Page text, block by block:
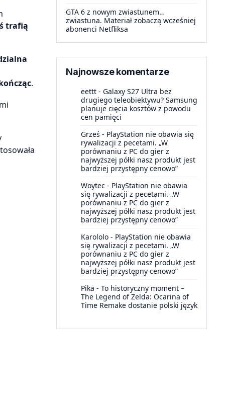
trafią
.
GTA 6 z nowym zwiastunem…
zwiastuna. Materiał zobaczą wcześniej
abonenci Netfliksa
Najnowsze komentarze
eettt - Galaxy S27 Ultra bez
drugiego teleobiektywu? Samsung
planuje cięcia kosztów z powodu
cen pamięci
Grześ - PlayStation nie obawia się
rywalizacji z pecetami. „W
porównaniu z PC do gier z
najwyższej półki nasz produkt jest
bardziej przystępny cenowo”
Woytec - PlayStation nie obawia
się rywalizacji z pecetami. „W
porównaniu z PC do gier z
najwyższej półki nasz produkt jest
bardziej przystępny cenowo”
Karololo - PlayStation nie obawia
się rywalizacji z pecetami. „W
porównaniu z PC do gier z
najwyższej półki nasz produkt jest
bardziej przystępny cenowo”
Pika - To historyczny moment –
The Legend of Zelda: Ocarina of
Time Remake dostanie polski język